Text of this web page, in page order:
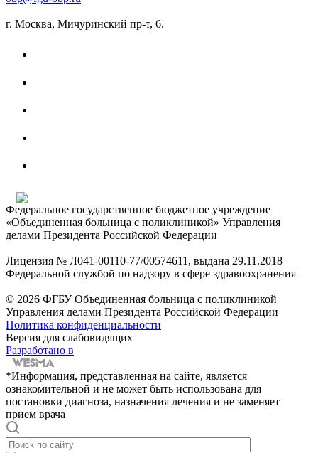
г. Москва, Мичуринский пр-т, 6.
Федеральное государственное бюджетное учреждение
«Объединенная больница с поликлиникой» Управления
делами Президента Российской Федерации
Лицензия № Л041-00110-77/00574611, выдана 29.11.2018
Федеральной службой по надзору в сфере здравоохранения
© 2026 ФГБУ Объединенная больница с поликлиникой
Управления делами Президента Российской Федерации
Политика конфиденциальности
Версия для слабовидящих
Разработано в
*Информация, представленная на сайте, является
ознакомительной и не может быть использована для
постановки диагноза, назначения лечения и не заменяет
прием врача